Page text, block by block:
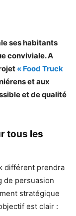
ses habitants
conviviale. A
« Food Truck
et aux
et de qualité
tous les
différent prendra
de persuasion
stratégique
est clair :